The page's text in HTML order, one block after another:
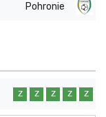
Pohronie
Z Z Z Z Z